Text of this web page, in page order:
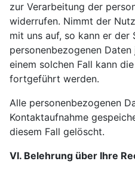
zur Verarbeitung der
widerrufen. Nimmt der
mit uns auf, so kann er der
personenbezogenen
einem solchen Fall kann
fortgeführt werden.
Alle personenbezogenen
Kontaktaufnahme
diesem Fall gelöscht.
VI. Belehrung über Ihre